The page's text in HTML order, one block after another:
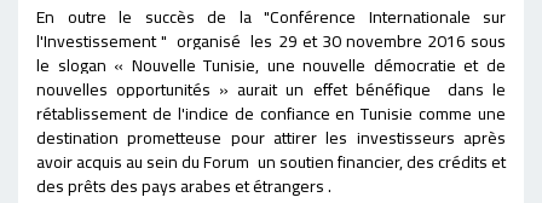
En outre le succès de la "Conférence Internationale sur
l'Investissement" organisé les 29 et 30 novembre 2016 sous
le slogan « Nouvelle Tunisie, une nouvelle démocratie et de
nouvelles opportunités » aurait un effet bénéfique dans le
rétablissement de l'indice de confiance en Tunisie comme une
destination prometteuse pour attirer les investisseurs après
avoir acquis au sein du Forum un soutien financier, des crédits et
des prêts des pays arabes et étrangers .